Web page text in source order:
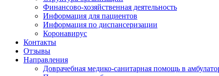
Финансово-хозяйственная деятельность
Информация для пациентов
Информация по диспансеризации
Коронавирус
Контакты
Отзывы
Направления
Доврачебная медико-санитарная помощь в